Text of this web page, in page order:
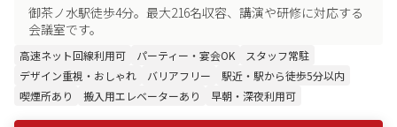
御茶ノ水駅徒歩4分。最大216名収容、講演や研修に対応する
会議室です。
高速ネット回線利用可 パーティー・宴会OK
スタッフ常駐
デザイン重視・おしゃれ
バリアフリー
駅近・駅から徒歩5分以内
喫煙所あり
搬入用エレベーターあり 早朝・深夜利用可